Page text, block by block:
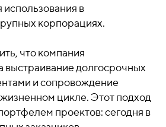
использования в
корпорациях.
что компания
выстраивание долгосрочных
и сопровождение
цикле. Этот подход
проектов: сегодня в